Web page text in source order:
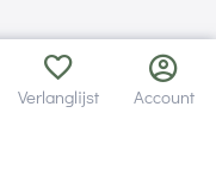
Verlanglijst Account